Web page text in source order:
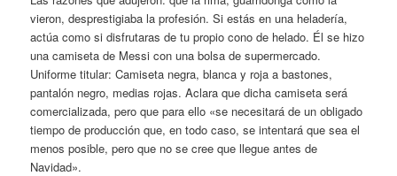
vieron, desprestigiaba la profesión. Si estás en una heladería,
actúa como si disfrutaras de tu propio cono de helado. Él se hizo
una camiseta de Messi con una bolsa de supermercado.
Uniforme titular: Camiseta negra, blanca y roja a bastones,
pantalón negro, medias rojas. Aclara que dicha camiseta será
comercializada, pero que para ello «se necesitará de un obligado
tiempo de producción que, en todo caso, se intentará que sea el
menos posible, pero que no se cree que llegue antes de
Navidad».